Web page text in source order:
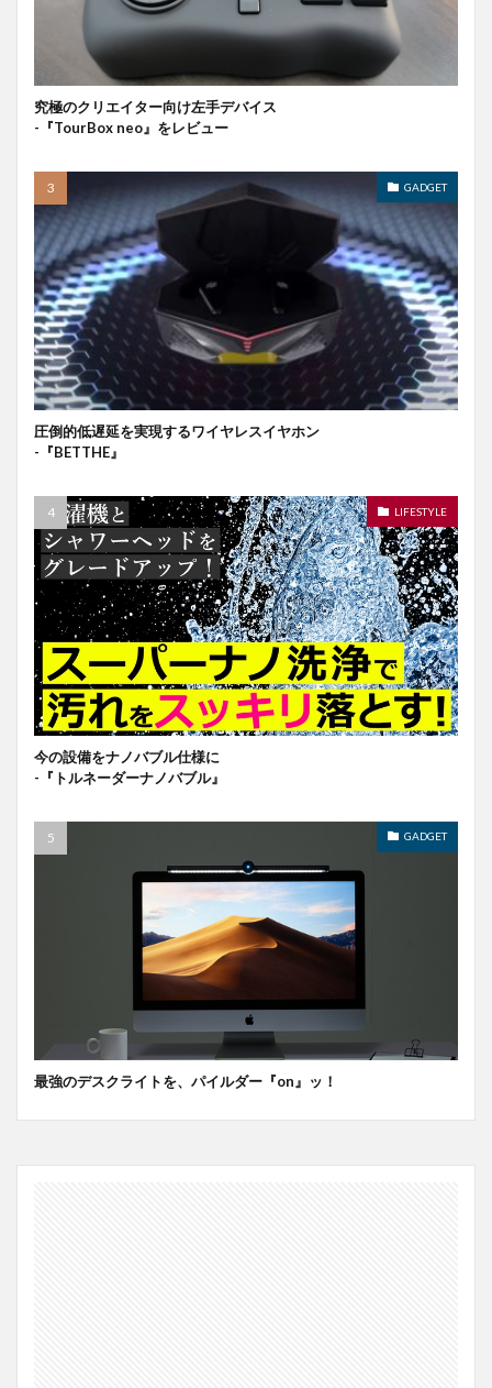
究極のクリエイター向け左手デバイス
-『TourBox neo』をレビュー
GADGET
圧倒的低遅延を実現するワイヤレスイヤホン
-『BETTHE』
LIFESTYLE
今の設備をナノバブル仕様に
-『トルネーダーナノバブル』
GADGET
最強のデスクライトを、パイルダー『on』ッ！